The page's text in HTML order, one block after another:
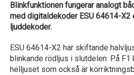
Blinkfunktionen fungerar analogt
med digitaldekoder ESU 64614-X2
ljuddekoder.
ESU 64614-X2 har skiftande
blinkande rödljus i slutdelen. På F1
helljuset som också är